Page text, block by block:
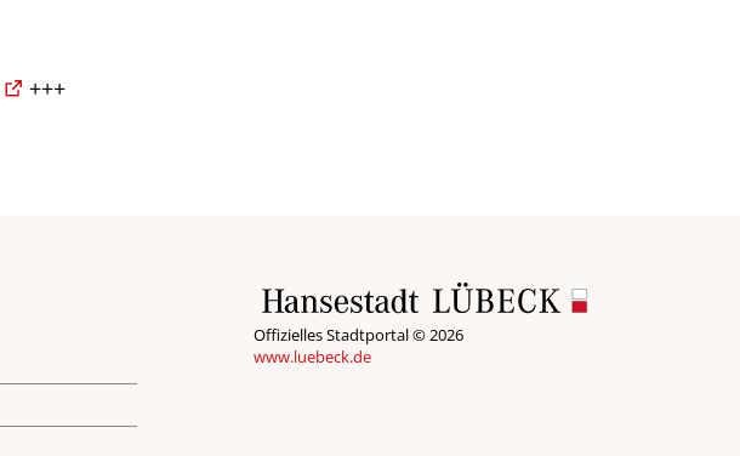
+++
Offizielles Stadtportal © 2026
www.luebeck.de